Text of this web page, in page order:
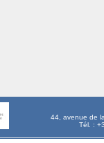
44, avenue de
Tél. :